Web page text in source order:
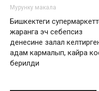
Мурунку макала
Бишкектеги
жаранга эч себепсиз
денесине залал
адам кармалып, кайра
берилди